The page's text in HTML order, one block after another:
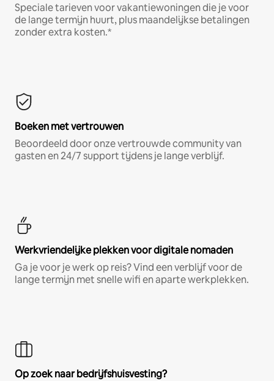
Speciale tarieven voor vakantiewoningen die je voor
de lange termijn huurt, plus maandelijkse betalingen
zonder extra kosten.*
Boeken met vertrouwen
Beoordeeld door onze vertrouwde community van
gasten en 24/7 support tijdens je lange verblijf.
Werkvriendelijke plekken voor digitale nomaden
Ga je voor je werk op reis? Vind een verblijf voor de
lange termijn met snelle wifi en aparte werkplekken.
Op zoek naar bedrijfshuisvesting?